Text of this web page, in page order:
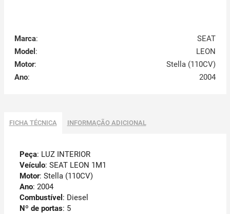
Marca:
SEAT
Model :
LEON
Motor:
Stella (110CV)
Ano: 2004
FICHA TÉCNICA INFORMAÇÃO ADICIONAL
Peça: LUZ INTERIOR
Veículo: SEAT LEON 1M1
Motor: Stella (110CV)
Ano: 2004
Combustível : Diesel
Nº de portas: 5